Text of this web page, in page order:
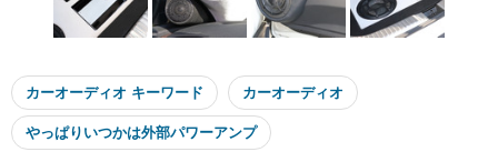
カーオーディオ キーワード カーオーディオ
やっぱりいつかは外部パワーアンプ